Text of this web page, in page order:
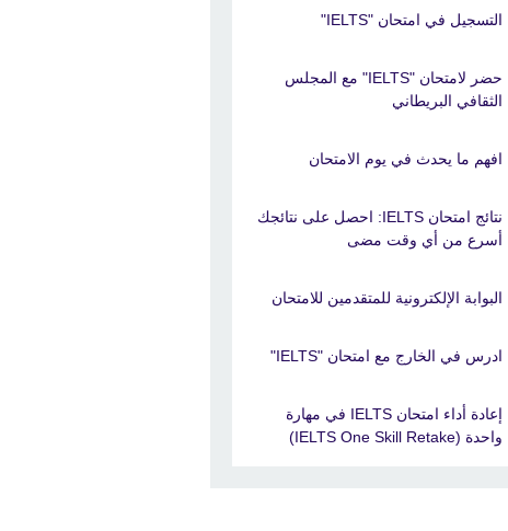
التسجيل في امتحان "IELTS"
حضر لامتحان "IELTS" مع المجلس
الثقافي البريطاني
افهم ما يحدث في يوم الامتحان
نتائج امتحان IELTS: احصل على نتائجك
أسرع من أي وقت مضى
البوابة الإلكترونية للمتقدمين للامتحان
ادرس في الخارج مع امتحان "IELTS"
إعادة أداء امتحان IELTS في مهارة
واحدة (IELTS One Skill Retake)